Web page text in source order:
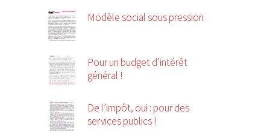
Modèle social sous pression
Pour un budget d’intérêt
général !
De l’impôt, oui : pour des
services publics !